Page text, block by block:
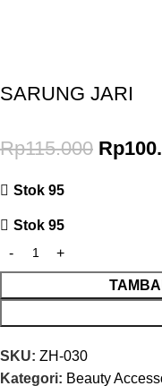
SARUNG JARI
Rp115.000 Rp
Stok 95
Stok 95
SKU: ZH-030
Kategori: Beauty